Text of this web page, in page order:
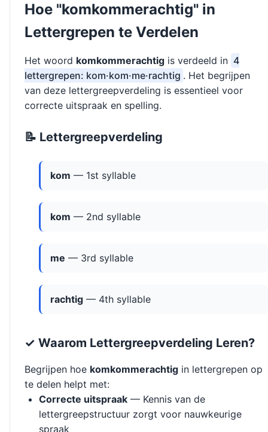
Hoe "komkommerachtig" in
Lettergrepen te Verdelen
Het woord komkommerachtig is verdeeld in 4
lettergrepen: kom·kom·me·rachtig . Het begrijpen
van deze lettergreepverdeling is essentieel voor
correcte uitspraak en spelling.
📝 Lettergreepverdeling
kom — 1st syllable
kom — 2nd syllable
me — 3rd syllable
rachtig — 4th syllable
✓ Waarom Lettergreepverdeling Leren?
Begrijpen hoe komkommerachtig in lettergrepen op
te delen helpt met:
Correcte uitspraak — Kennis van de
lettergreepstructuur zorgt voor nauwkeurige
spraak